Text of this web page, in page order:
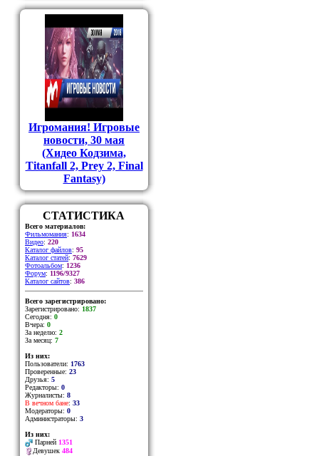
Игромания! Игровые
новости, 30 мая
(Хидео Кодзима,
Titanfall 2, Prey 2, Final
Fantasy)
СТАТИСТИКА
Всего материалов:
Фильмомания: 1634
Видео: 220
Каталог файлов: 95
Каталог статей: 7629
Фотоальбом: 1236
Форум: 1196/9327
Каталог сайтов: 386
Всего зарегистрировано:
Зарегистрировано: 1837
Сегодня: 0
Вчера: 0
За неделю: 2
За месяц: 7
Из них:
Пользователи: 1763
Проверенные: 23
Друзья: 5
Редакторы: 0
Журналисты: 8
В вечном бане: 33
Модераторы: 0
Администраторы: 3
Из них:
Парней 1351
Девушек 484